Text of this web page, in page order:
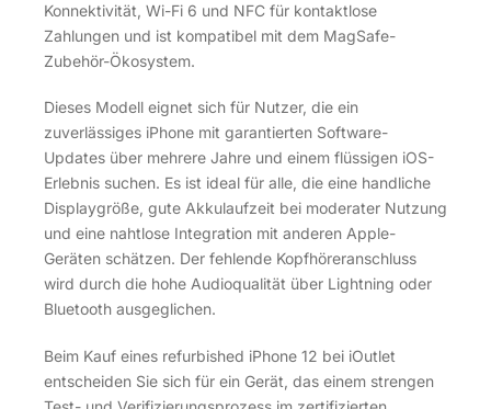
Konnektivität, Wi-Fi 6 und NFC für kontaktlose
Zahlungen und ist kompatibel mit dem MagSafe-
Zubehör-Ökosystem.
Dieses Modell eignet sich für Nutzer, die ein
zuverlässiges iPhone mit garantierten Software-
Updates über mehrere Jahre und einem flüssigen iOS-
Erlebnis suchen. Es ist ideal für alle, die eine handliche
Displaygröße, gute Akkulaufzeit bei moderater Nutzung
und eine nahtlose Integration mit anderen Apple-
Geräten schätzen. Der fehlende Kopfhöreranschluss
wird durch die hohe Audioqualität über Lightning oder
Bluetooth ausgeglichen.
Beim Kauf eines refurbished iPhone 12 bei iOutlet
entscheiden Sie sich für ein Gerät, das einem strengen